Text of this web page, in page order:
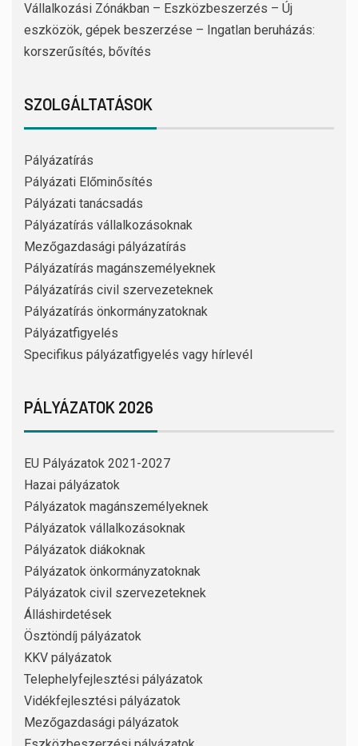
Vállalkozási Zónákban – Eszközbeszerzés – Új
eszközök, gépek beszerzése – Ingatlan beruházás:
korszerűsítés, bővítés
SZOLGÁLTATÁSOK
Pályázatírás
Pályázati Előminősítés
Pályázati tanácsadás
Pályázatírás vállalkozásoknak
Mezőgazdasági pályázatírás
Pályázatírás magánszemélyeknek
Pályázatírás civil szervezeteknek
Pályázatírás önkormányzatoknak
Pályázatfigyelés
Specifikus pályázatfigyelés vagy hírlevél
PÁLYÁZATOK 2026
EU Pályázatok 2021-2027
Hazai pályázatok
Pályázatok magánszemélyeknek
Pályázatok vállalkozásoknak
Pályázatok diákoknak
Pályázatok önkormányzatoknak
Pályázatok civil szervezeteknek
Álláshirdetések
Ösztöndíj pályázatok
KKV pályázatok
Telephelyfejlesztési pályázatok
Vidékfejlesztési pályázatok
Mezőgazdasági pályázatok